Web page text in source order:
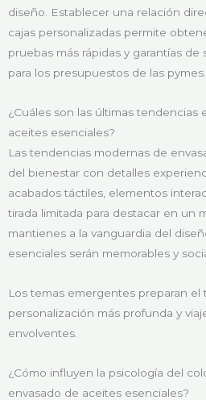
diseño. Establecer una relación
cajas personalizadas permite
pruebas más rápidas y garantías de
para los presupuestos de las pymes.
¿Cuáles son las últimas tendencias
aceites esenciales?
Las tendencias modernas de
del bienestar con detalles
acabados táctiles, elementos
tirada limitada para destacar en un
mantienes a la vanguardia del
esenciales serán memorables y
Los temas emergentes preparan el
personalización más profunda y
envolventes.
¿Cómo influyen la psicología del
envasado de aceites esenciales?